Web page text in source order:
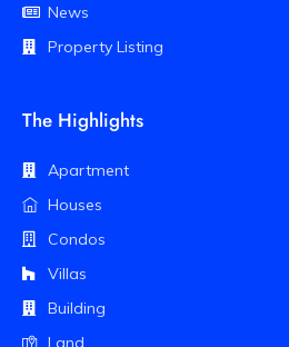
News
Property Listing
The Highlights
Apartment
Houses
Condos
Villas
Building
Land